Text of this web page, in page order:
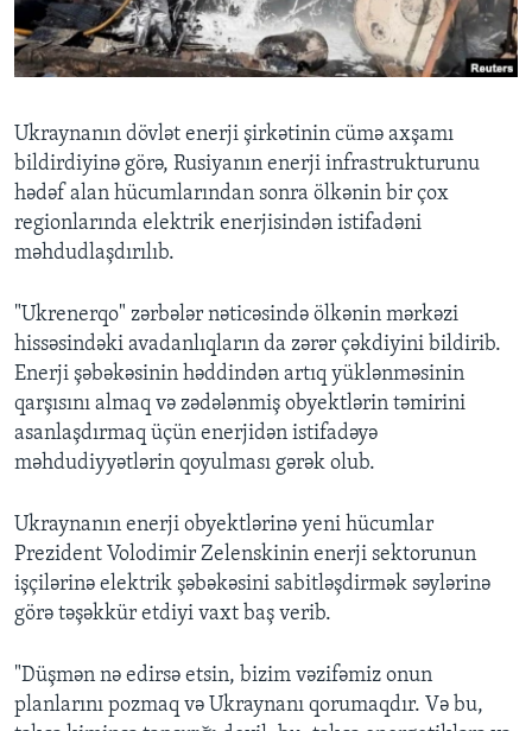
BIZI IZLƏYIN
Dillər
Ukraynanın dövlət enerji şirkətinin cümə axşamı
bildirdiyinə görə, Rusiyanın enerji infrastrukturunu
hədəf alan hücumlarından sonra ölkənin bir çox
regionlarında elektrik enerjisindən istifadəni
məhdudlaşdırılıb.
"Ukrenerqo" zərbələr nəticəsində ölkənin mərkəzi
hissəsindəki avadanlıqların da zərər çəkdiyini bildirib.
Enerji şəbəkəsinin həddindən artıq yüklənməsinin
qarşısını almaq və zədələnmiş obyektlərin təmirini
asanlaşdırmaq üçün enerjidən istifadəyə
məhdudiyyətlərin qoyulması gərək olub.
Ukraynanın enerji obyektlərinə yeni hücumlar
Prezident Volodimir Zelenskinin enerji sektorunun
işçilərinə elektrik şəbəkəsini sabitləşdirmək səylərinə
görə təşəkkür etdiyi vaxt baş verib.
"Düşmən nə edirsə etsin, bizim vəzifəmiz onun
planlarını pozmaq və Ukraynanı qorumaqdır. Və bu,